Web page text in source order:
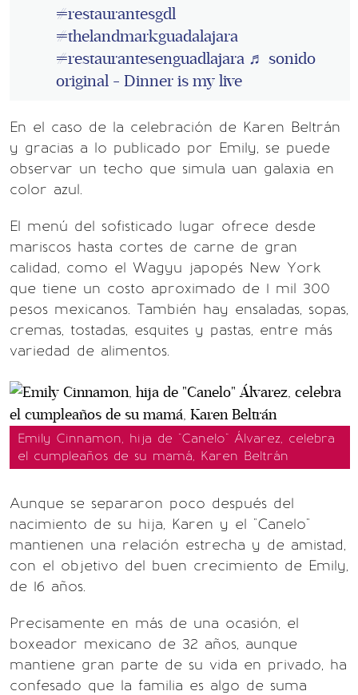
#restaurantesgdl
#thelandmarkguadalajara
#restaurantesenguadlajara ♬ sonido
original - Dinner is my live
En el caso de la celebración de Karen Beltrán
y gracias a lo publicado por Emily, se puede
observar un techo que simula uan galaxia en
color azul.
El menú del sofisticado lugar ofrece desde
mariscos hasta cortes de carne de gran
calidad, como el Wagyu japopés New York
que tiene un costo aproximado de 1 mil 300
pesos mexicanos. También hay ensaladas, sopas,
cremas, tostadas, esquites y pastas, entre más
variedad de alimentos.
Emily Cinnamon, hija de "Canelo" Álvarez, celebra
el cumpleaños de su mamá, Karen Beltrán
Aunque se separaron poco después del
nacimiento de su hija, Karen y el "Canelo"
mantienen una relación estrecha y de amistad,
con el objetivo del buen crecimiento de Emily,
de 16 años.
Precisamente en más de una ocasión, el
boxeador mexicano de 32 años, aunque
mantiene gran parte de su vida en privado, ha
confesado que la familia es algo de suma